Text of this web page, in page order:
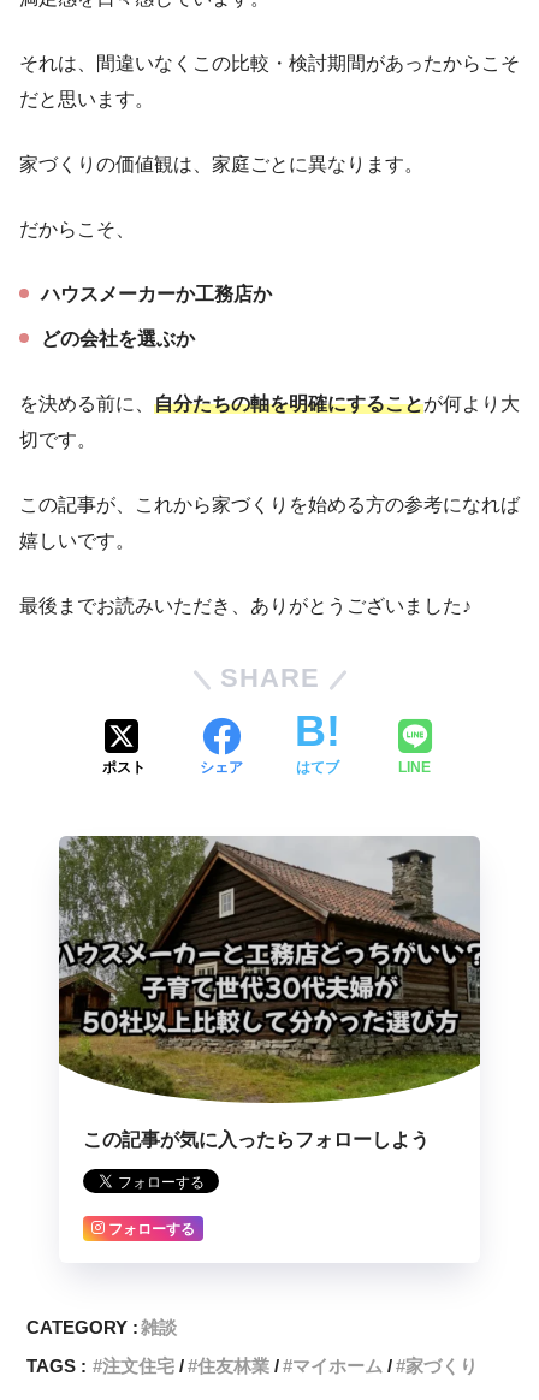
それは、間違いなくこの比較・検討期間があったからこそ
だと思います。
家づくりの価値観は、家庭ごとに異なります。
だからこそ、
ハウスメーカーか工務店か
どの会社を選ぶか
を決める前に、 自分たちの軸を明確にすることが何より大
切です。
この記事が、これから家づくりを始める方の参考になれば
嬉しいです。
最後までお読みいただき、ありがとうございました♪
SHARE
ポスト シェア はてブ LINE
この記事が気に入ったらフォローしよう
フォローする
CATEGORY :雑談
TAGS :
注文住宅 住友林業 マイホーム 家づくり